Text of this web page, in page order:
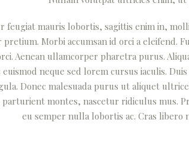
feugiat mauris lobortis, sagittis enim in,
Morbi accumsan id orci a eleifend.
Aenean ullamcorper pharetra purus.
euismod neque sed lorem cursus iaculis.
Donec malesuada purus ut aliquet
parturient montes, nascetur ridiculus mus.
eu semper nulla lobortis ac. Cras libero